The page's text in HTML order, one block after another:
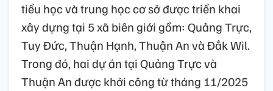
tiểu học và trung học cơ sở được triển khai
xây dựng tại 5 xã biên giới gồm: Quảng Trực,
Tuy Đức, Thuận Hạnh, Thuận An và Đắk Wil.
Trong đó, hai dự án tại Quảng Trực và
Thuận An được khởi công từ tháng 11/2025